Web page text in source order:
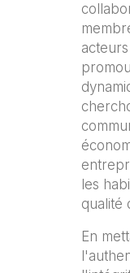
les
qualité
En